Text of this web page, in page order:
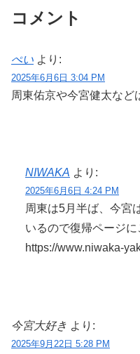
コメント
ぺい より:
2025年6月6日 3:04 PM
周東佑京や今宮健太など
NIWAKA より:
2025年6月6日 4:24 PM
周東は5月半ば、今宮
いるので復帰ページに
https://www.niwaka-
今宮大好き より:
2025年9月22日 5:28 PM